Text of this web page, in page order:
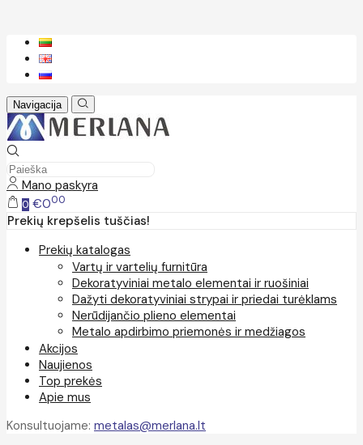
Navigacija
Mano paskyra
0 €000
Prekių krepšelis tuščias!
Prekių katalogas
Vartų ir vartelių furnitūra
Dekoratyviniai metalo elementai ir ruošiniai
Dažyti dekoratyviniai strypai ir priedai turėklams
Nerūdijančio plieno elementai
Metalo apdirbimo priemonės ir medžiagos
Akcijos
Naujienos
Top prekės
Apie mus
Konsultuojame: metalas@merlana.lt